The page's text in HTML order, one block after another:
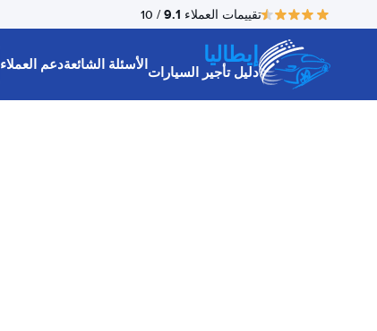
تقييمات العملاء 9.1
/ 10
إيطاليا
دليل تأجير السياراتالأسئلة الشائعةدعم العملاء